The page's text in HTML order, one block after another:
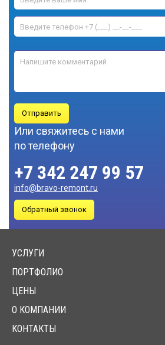
ЭЛЕКТРОМОНТАЖНЫЕ
О КОМПАНИИ
МУНИЦИПАЛЬНЫЕ ОБЪЕКТЫ
Отправить
Или свяжитесь с нами
по телефону
+7 342 247 99 57
info@bravo-remont.ru
Обратный звонок
УСЛУГИ
ПОРТФОЛИО
ЦЕНЫ
О КОМПАНИИ
КОНТАКТЫ